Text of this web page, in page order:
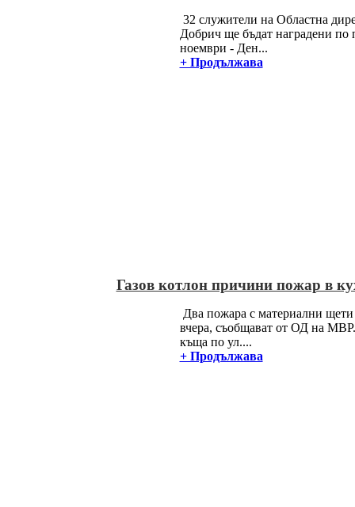
32 служители на Областна
Добрич ще бъдат наградени по
ноември - Ден...
+ Продължава
Газов котлон причини пожар в
Два пожара с материални щети
вчера, съобщават от ОД на
къща по ул....
+ Продължава